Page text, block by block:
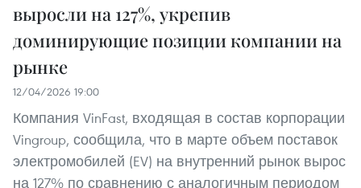
выросли на 127%, укрепив
доминирующие позиции компании на
рынке
12/04/2026 19:00
Компания VinFast, входящая в состав корпорации
Vingroup, сообщила, что в марте объем поставок
электромобилей (EV) на внутренний рынок вырос
на 127% по сравнению с аналогичным периодом